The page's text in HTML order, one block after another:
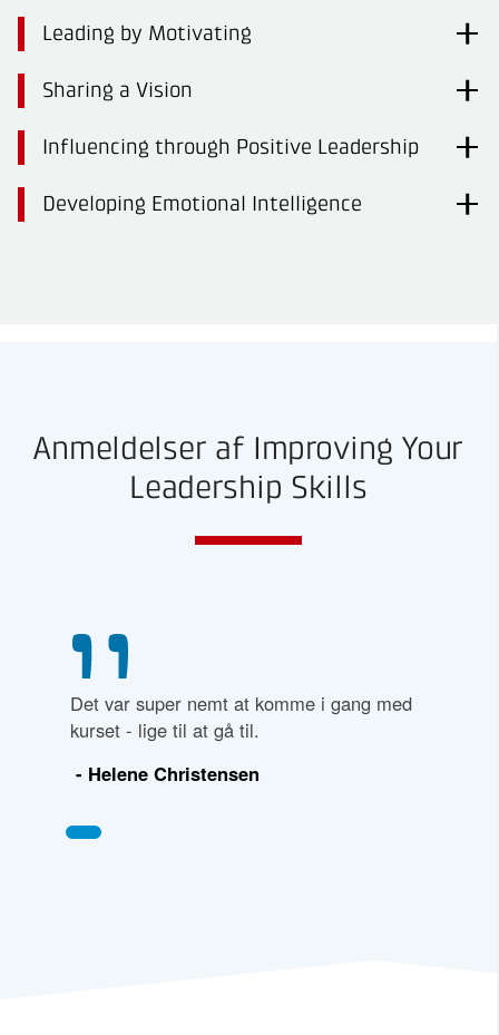
Leading by Motivating
Sharing a Vision
Influencing through Positive Leadership
Developing Emotional Intelligence
Anmeldelser af Improving Your
Leadership Skills
Det var super nemt at komme i gang med
kurset - lige til at gå til.
- Helene Christensen